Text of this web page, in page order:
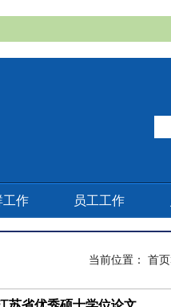
工作 员工工作
当前位置： 首页